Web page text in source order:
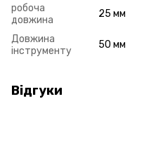
робоча
довжина
25 мм
Довжина
інструменту
50 мм
Відгуки